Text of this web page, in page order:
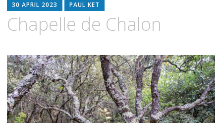
30 APRIL 2023 PAUL KET
Chapelle de Chalon